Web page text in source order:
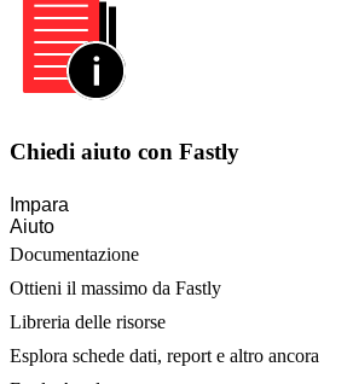
Chiedi aiuto con Fastly
Impara
Aiuto
Documentazione
Ottieni il massimo da Fastly
Libreria delle risorse
Esplora schede dati, report e altro ancora